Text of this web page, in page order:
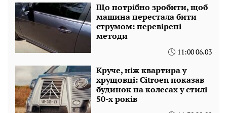
Що потрібно зробити, щоб
машина перестала бити
струмом: перевірені
методи
11:00 06.03
Круче, ніж квартира у
хрущовці: Citroen показав
будинок на колесах у стилі
50-х років